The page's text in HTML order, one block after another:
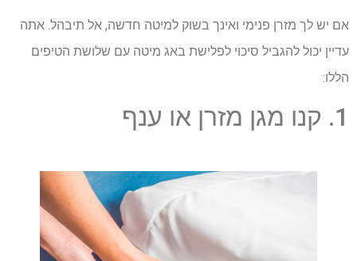
אם יש לך מזרן פנימי ואינך בשוק למיטה חדשה, אל תיבהל. אתה
עדיין יכול להגביל סיכוי לפלישת באג מיטה עם שלושת הטיפים
הללו:
1. קנו מגן מזרן או ענף